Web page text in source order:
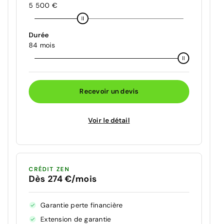
5 500 €
Durée
84 mois
Recevoir un devis
Voir le détail
CRÉDIT ZEN
Dès 274 €/mois
Garantie perte financière
Extension de garantie